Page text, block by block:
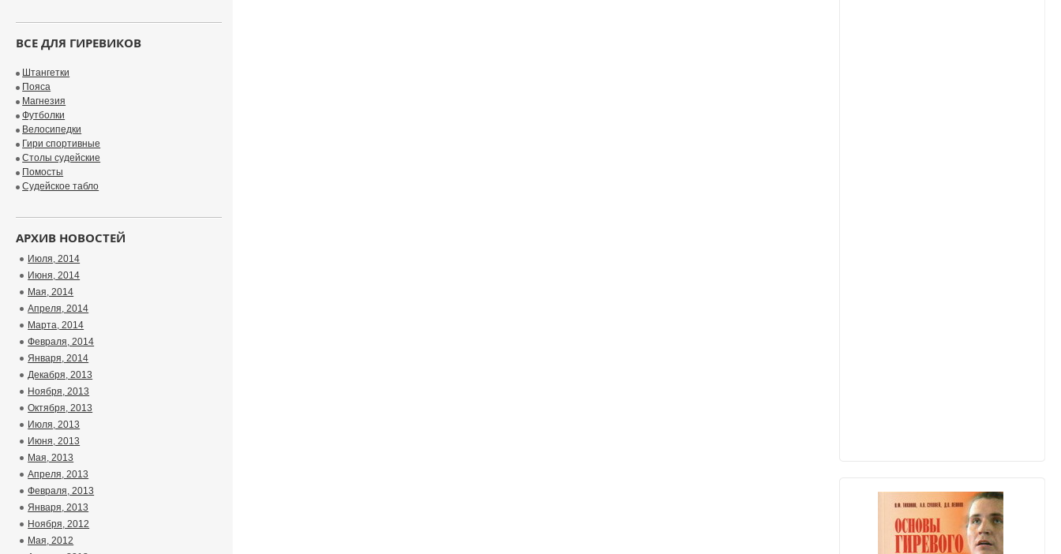
ВСЕ ДЛЯ ГИРЕВИКОВ
Штангетки
Пояса
Магнезия
Футболки
Велосипедки
Гири спортивные
Столы судейские
Помосты
Судейское табло
АРХИВ НОВОСТЕЙ
Июля, 2014
Июня, 2014
Мая, 2014
Апреля, 2014
Марта, 2014
Февраля, 2014
Января, 2014
Декабря, 2013
Ноября, 2013
Октября, 2013
Июля, 2013
Июня, 2013
Мая, 2013
Апреля, 2013
Февраля, 2013
Января, 2013
Ноября, 2012
Мая, 2012